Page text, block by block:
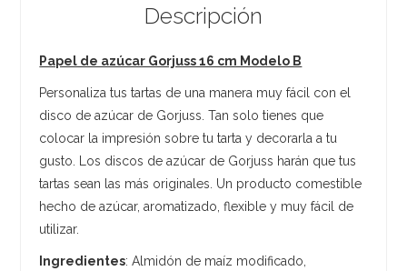
Descripción
Papel de azúcar Gorjuss 16 cm Modelo B
Personaliza tus tartas de una manera muy fácil con el
disco de azúcar de Gorjuss. Tan solo tienes que
colocar la impresión sobre tu tarta y decorarla a tu
gusto. Los discos de azúcar de Gorjuss harán que tus
tartas sean las más originales. Un producto comestible
hecho de azúcar, aromatizado, flexible y muy fácil de
utilizar.
Ingredientes: Almidón de maíz modificado,